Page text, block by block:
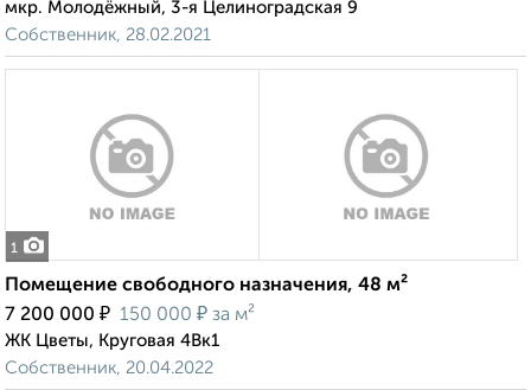
мкр. Молодёжный, 3-я Целиноградская 9
Собственник, 28.02.2021
1
Помещение свободного назначения, 48 м²
7 200 000 ₽ 150 000 ₽ за м²
ЖК Цветы, Круговая 4Вк1
Собственник, 20.04.2022